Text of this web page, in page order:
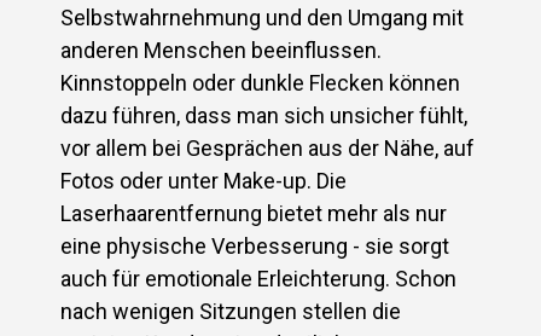
Selbstwahrnehmung und den Umgang mit
anderen Menschen beeinflussen.
Kinnstoppeln oder dunkle Flecken können
dazu führen, dass man sich unsicher fühlt,
vor allem bei Gesprächen aus der Nähe, auf
Fotos oder unter Make-up. Die
Laserhaarentfernung bietet mehr als nur
eine physische Verbesserung - sie sorgt
auch für emotionale Erleichterung. Schon
nach wenigen Sitzungen stellen die